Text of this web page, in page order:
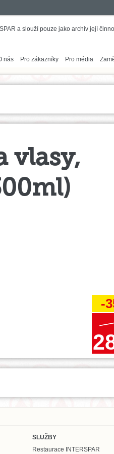
a slouží pouze jako archiv její
nás Pro zákazníky Pro média
vlasy,
-
SLUŽBY
Restaurace INTERSPAR